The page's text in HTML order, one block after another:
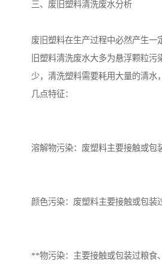
三、废旧塑料清洗废水分析
废旧塑料在生产过程中必然产生一
旧塑料清洗废水大多为悬浮颗粒污
少，清洗塑料需要耗用大量的清水
几点特征：
溶解物污染：废塑料主要接触或包
颜色污染：废塑料主要接触或包装
**物污染：主要接触或包装过粮食